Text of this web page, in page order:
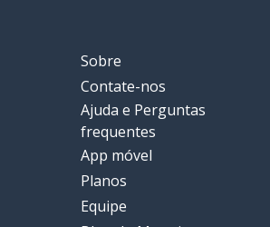
Sobre
Contate-nos
Ajuda e Perguntas
frequentes
App móvel
Planos
Equipe